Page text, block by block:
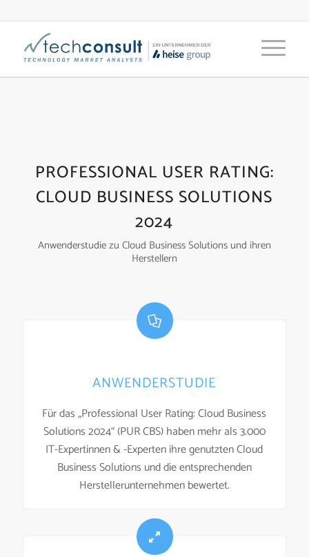
PROFESSIONAL USER RATING:
CLOUD BUSINESS SOLUTIONS
2024
Anwenderstudie zu Cloud Business Solutions und ihren
Herstellern
ANWENDERSTUDIE
Für das „Professional User Rating: Cloud Business
Solutions 2024“ (PUR CBS) haben mehr als 3.000
IT-Expertinnen & -Experten ihre genutzten Cloud
Business Solutions und die entsprechenden
Herstellerunternehmen bewertet.